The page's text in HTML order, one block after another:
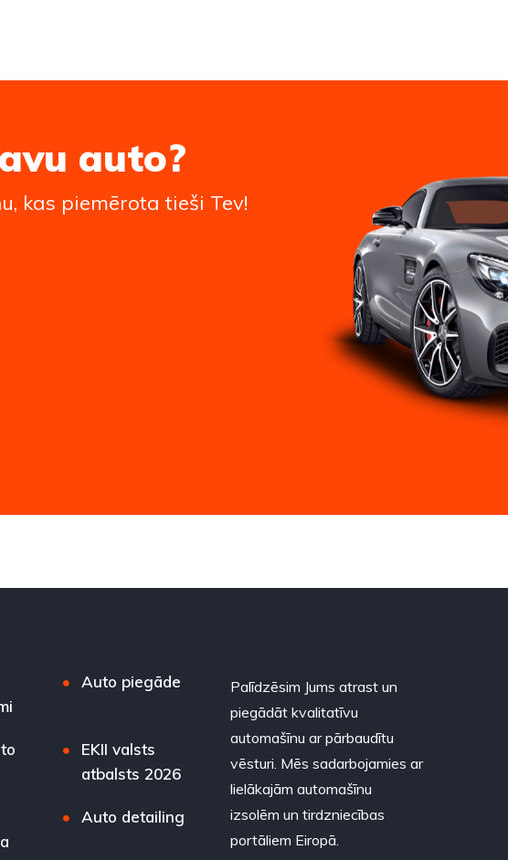
auto?
kas piemērota tieši Tev!
Auto piegāde
EKII valsts
atbalsts 2026
Auto detailing
Palīdzēsim Jums atrast un
piegādāt kvalitatīvu
automašīnu ar pārbaudītu
vēsturi. Mēs sadarbojamies ar
lielākajām automašīnu
izsolēm un tirdzniecības
portāliem Eiropā.